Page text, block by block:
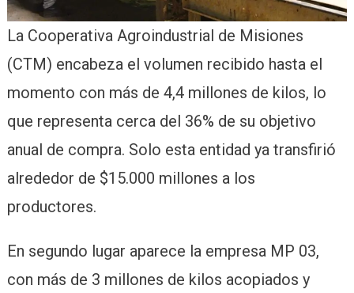
La Cooperativa Agroindustrial de Misiones
(CTM) encabeza el volumen recibido hasta el
momento con más de 4,4 millones de kilos, lo
que representa cerca del 36% de su objetivo
anual de compra. Solo esta entidad ya transfirió
alrededor de $15.000 millones a los
productores.
En segundo lugar aparece la empresa MP 03,
con más de 3 millones de kilos acopiados y